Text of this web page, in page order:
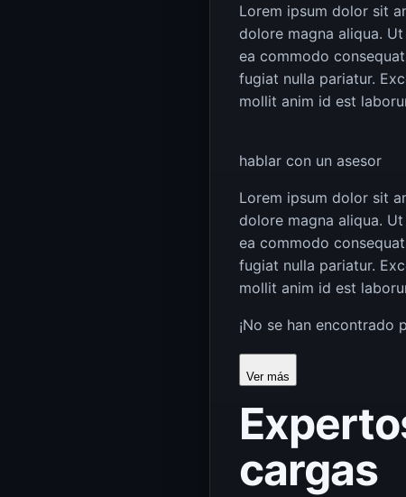
Lorem ipsum dolor sit
dolore magna aliqua.
ea commodo
fugiat nulla pariatur.
mollit anim id est
hablar con un asesor
Lorem ipsum dolor sit
dolore magna aliqua.
ea commodo
fugiat nulla pariatur.
mollit anim id est
¡No se han encontrado
Ver más
cargas